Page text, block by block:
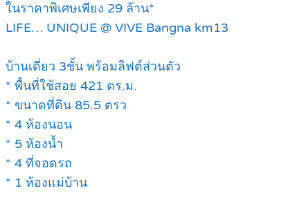
ในราคาพิเศษเพียง 29 ล้าน*
LIFE… UNIQUE @ VIVE Bangna km13
บ้านเดี่ยว 3ชั้น พร้อมลิฟต์ส่วนตัว
* พื้นที่ใช้สอย 421 ตร.ม.
* ขนาดที่ดิน 85.5 ตรว
* 4 ห้องนอน
* 5 ห้องน้ำ
* 4 ที่จอดรถ
* 1 ห้องแม่บ้าน